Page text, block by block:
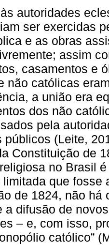
autoridades
ser exercidas
e as obras
assim
casamentos e
não católicas
a união era
dos não
pela
públicos (Leite,
Constituição de
no Brasil
limitada que fosse
de 1824, não há
a difusão de
– e, com isso,
católico”